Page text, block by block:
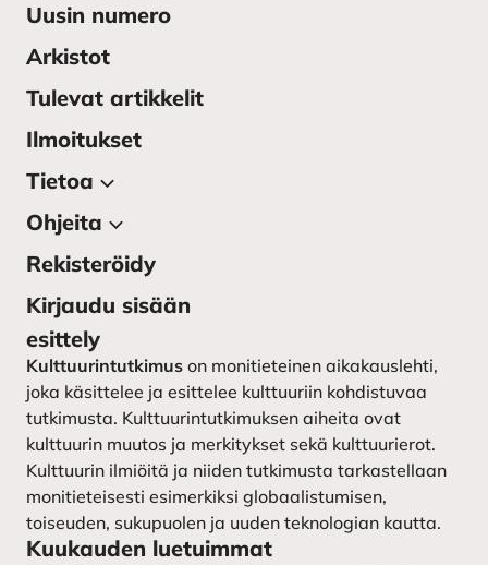
Uusin numero
Arkistot
Tulevat artikkelit
Ilmoitukset
Tietoa
Tietoa julkaisusta
Lehden toimitus
Kulttuurintutkimuksen
seura
Ohjeita
Kirjoittajan ohjeet
Kirjoittajaohjeet ruotsiksi –
instruktioner till författarna
Lähetä käsikirjoitus
Rekisteröidy
Kirjaudu sisään
esittely
Kulttuurintutkimus on monitieteinen aikakauslehti,
joka käsittelee ja esittelee kulttuuriin kohdistuvaa
tutkimusta. Kulttuurintutkimuksen aiheita ovat
kulttuurin muutos ja merkitykset sekä kulttuurierot.
Kulttuurin ilmiöitä ja niiden tutkimusta tarkastellaan
monitieteisesti esimerkiksi globaalistumisen,
toiseuden, sukupuolen ja uuden teknologian kautta.
Kuukauden luetuimmat